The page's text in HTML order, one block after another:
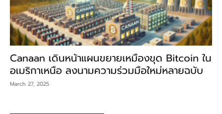
Canaan เดินหน้าแผนขยายเหมืองขุด Bitcoin ใน
อเมริกาเหนือ ลงนามความร่วมมือใหม่หลายฉบับ
March 27, 2025